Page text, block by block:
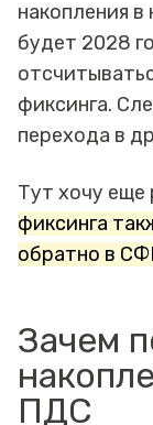
накопления
будет 2028
фиксинга.
перехода в
Тут хочу еще
фиксинга
обратно в
Зачем
ПДС